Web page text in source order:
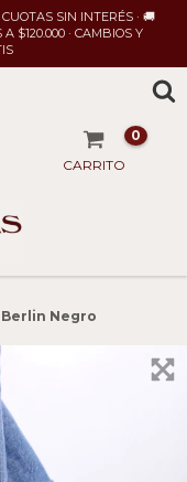
SIN INTERÉS · 🚚
$120.000 · CAMBIOS Y
CARRITO
0
Berlin Negro